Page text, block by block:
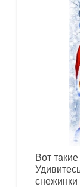
Вот
снежинки